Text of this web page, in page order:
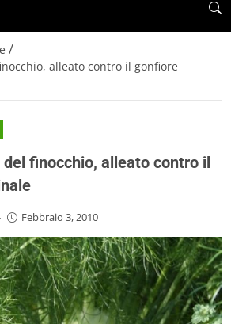
/
alleato contro il gonfiore
finocchio, alleato contro il
Febbraio 3, 2010